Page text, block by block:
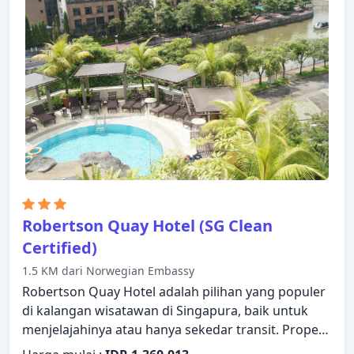
gratis, linen. Beristirahatlah setelah seharian
beraktivitas dan nikmatilah pusat kebugaran,
sauna, kolam renang luar ruangan, spa, pijat.
Temukan semua yang Singapura tawarkan dengan
membuat Swissotel The Stamford Hotel sebagai
tempat persinggahan Anda.
Robertson Quay Hotel (SG Clean
Certified)
1.5 KM dari Norwegian Embassy
Robertson Quay Hotel adalah pilihan yang populer
di kalangan wisatawan di Singapura, baik untuk
menjelajahinya atau hanya sekedar transit. Properti
ini memiliki berbagai fasilitas yang membuat